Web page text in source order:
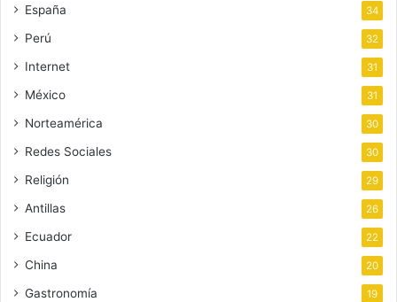
España 34
Perú 32
Internet 31
México 31
Norteamérica 30
Redes Sociales 30
Religión 29
Antillas 26
Ecuador 22
China 20
Gastronomía 19